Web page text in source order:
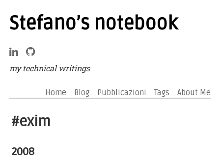
Stefano’s notebook
my technical writings
Home Blog Pubblicazioni Tags About Me
#exim
2008